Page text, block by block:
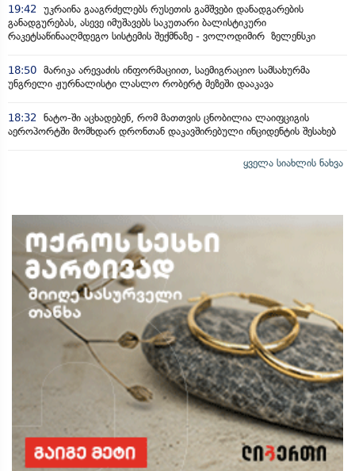
19:42 უკრაინა გააგრძელებს რუსეთის გამშვები დანადგარების
განადგურებას, ასევე იმუშავებს საკუთარი ბალისტიკური
რაკეტსაწინააღმდეგო სისტემის შექმნაზე - ვოლოდიმირ ზელენსკი
18:50 მარიკა არევაძის ინფორმაციით, საემიგრაციო სამსახურმა
უნგრელი ჟურნალისტი ლასლო რობერტ მეზეში დააკავა
18:32 ნატო-ში აცხადებენ, რომ მათთვის ცნობილია ლაიფციგის
აეროპორტში მომხდარ დრონთან დაკავშირებული ინციდენტის შესახებ
ყველა სიახლის ნახვა